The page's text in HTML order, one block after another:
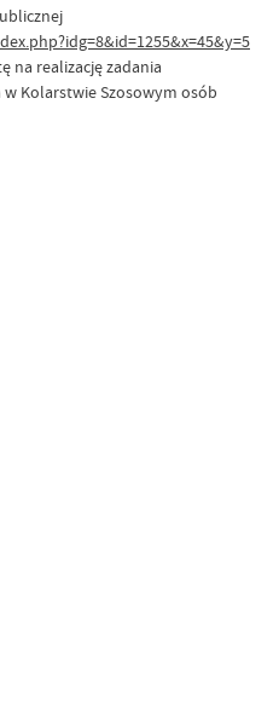
na realizację zadania
Kolarstwie Szosowym osób